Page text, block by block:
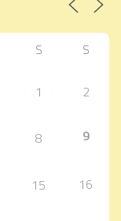
S S
1 2
8 9
15 16